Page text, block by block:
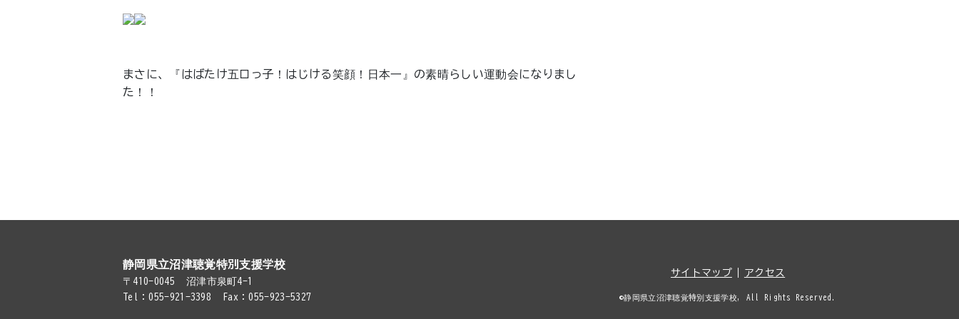
まさに、『はばたけ五ロっ子！はじける笑顔！日本一』の素晴らしい運動会になりまし
た！！
静岡県立沼津聴覚特別支援学校
〒410-0045
沼津市泉町4-1
Tel：055-921-3398
Fax：055-923-5327
サイトマップ アクセス
©静岡県立沼津聴覚特別支援学校, All Rights Reserved.